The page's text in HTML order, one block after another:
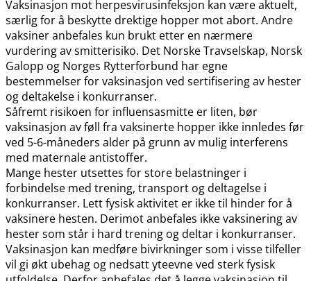
Vaksinasjon mot herpesvirusinfeksjon kan være aktuelt,
særlig for å beskytte drektige hopper mot abort. Andre
vaksiner anbefales kun brukt etter en nærmere
vurdering av smitterisiko. Det Norske Travselskap, Norsk
Galopp og Norges Rytterforbund har egne
bestemmelser for vaksinasjon ved sertifisering av hester
og deltakelse i konkurranser.
Såfremt risikoen for influensasmitte er liten, bør
vaksinasjon av føll fra vaksinerte hopper ikke innledes før
ved 5-6-måneders alder på grunn av mulig interferens
med maternale antistoffer.
Mange hester utsettes for store belastninger i
forbindelse med trening, transport og deltagelse i
konkurranser. Lett fysisk aktivitet er ikke til hinder for å
vaksinere hesten. Derimot anbefales ikke vaksinering av
hester som står i hard trening og deltar i konkurranser.
Vaksinasjon kan medføre bivirkninger som i visse tilfeller
vil gi økt ubehag og nedsatt yteevne ved sterk fysisk